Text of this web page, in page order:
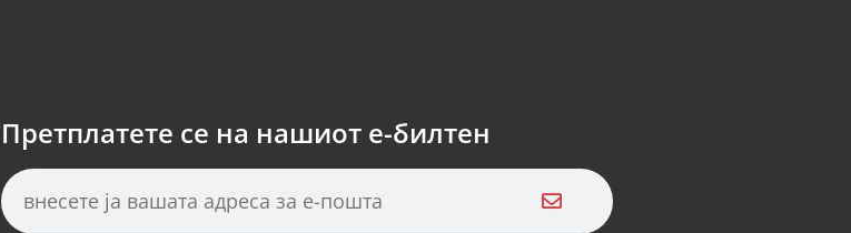
Претплатете се на нашиот е-билтен